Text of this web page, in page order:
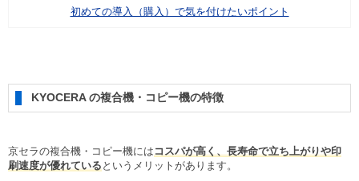
初めての導入（購入）で気を付けたいポイント
KYOCERA の複合機・コピー機の特徴
京セラの複合機・コピー機には コスパが高く、長寿命で立ち上がりや印
刷速度が優れている というメリットがあります。